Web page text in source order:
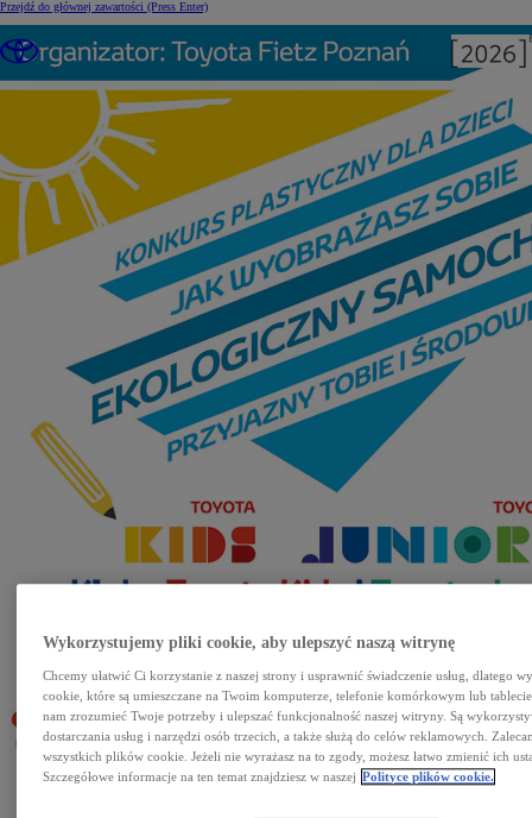
Przejdź do głównej zawartości (Press Enter)
Wykorzystujemy pliki cookie, aby ulepszyć naszą witrynę
Chcemy ułatwić Ci korzystanie z naszej strony i usprawnić świadczenie usług, dlatego
cookie, które są umieszczane na Twoim komputerze, telefonie komórkowym lub
nam zrozumieć Twoje potrzeby i ulepszać funkcjonalność naszej witryny. Są
dostarczania usług i narzędzi osób trzecich, a także służą do celów reklamowych.
wszystkich plików cookie. Jeżeli nie wyrażasz na to zgody, możesz łatwo zmienić ich
Szczegółowe informacje na ten temat znajdziesz w naszej Polityce plików cookie.